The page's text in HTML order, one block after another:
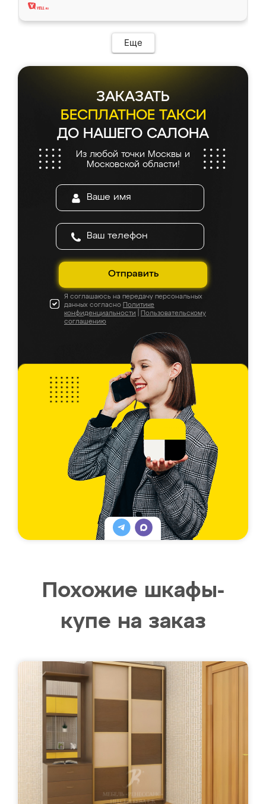
Еще
ЗАКАЗАТЬ
БЕСПЛАТНОЕ ТАКСИ
ДО НАШЕГО САЛОНА
Из любой точки Москвы и
Московской области!
Отправить
Я соглашаюсь на передачу персональных
данных согласно Политике
конфиденциальности
Пользовательскому
соглашению
Похожие шкафы-
купе на заказ